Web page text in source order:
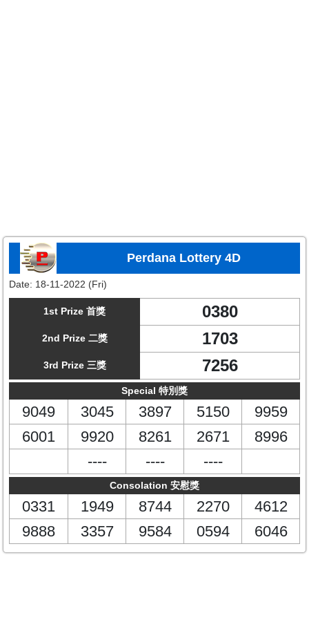
Perdana Lottery 4D
Date: 18-11-2022 (Fri)
1st Prize 首獎 0380
2nd Prize 二獎 1703
3rd Prize 三獎 7256
Special 特別獎
9049 3045 3897 5150
9959
6001
9920 8261 2671
8996
----
---- ----
Consolation 安慰獎
0331 1949 8744 2270
4612
9888
3357 9584 0594 6046